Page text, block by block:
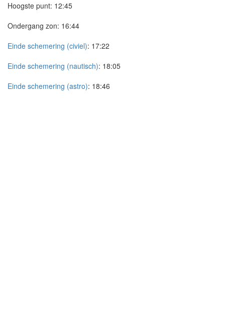
Hoogste punt: 12:45
Ondergang zon: 16:44
Einde schemering (civiel): 17:22
Einde schemering (nautisch): 18:05
Einde schemering (astro): 18:46